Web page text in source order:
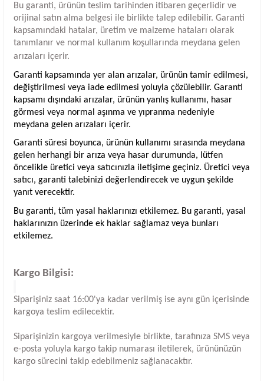
Bu garanti, ürünün teslim tarihinden itibaren geçerlidir ve
orijinal satın alma belgesi ile birlikte talep edilebilir. Garanti
kapsamındaki hatalar, üretim ve malzeme hataları olarak
tanımlanır ve normal kullanım koşullarında meydana gelen
arızaları içerir.
Garanti kapsamında yer alan arızalar, ürünün tamir edilmesi,
değiştirilmesi veya iade edilmesi yoluyla çözülebilir. Garanti
kapsamı dışındaki arızalar, ürünün yanlış kullanımı, hasar
görmesi veya normal aşınma ve yıpranma nedeniyle
meydana gelen arızaları içerir.
Garanti süresi boyunca, ürünün kullanımı sırasında meydana
gelen herhangi bir arıza veya hasar durumunda, lütfen
öncelikle üretici veya satıcınızla iletişime geçiniz. Üretici veya
satıcı, garanti talebinizi değerlendirecek ve uygun şekilde
yanıt verecektir.
Bu garanti, tüm yasal haklarınızı etkilemez. Bu garanti, yasal
haklarınızın üzerinde ek haklar sağlamaz veya bunları
etkilemez.
Kargo Bilgisi:
Siparişiniz saat 16:00'ya kadar verilmiş ise aynı gün içerisinde
kargoya teslim edilecektir.
Siparişinizin kargoya verilmesiyle birlikte, tarafınıza SMS veya
e-posta yoluyla kargo takip numarası iletilerek, ürününüzün
kargo sürecini takip edebilmeniz sağlanacaktır.